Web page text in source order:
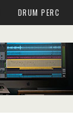
DRUM PERC